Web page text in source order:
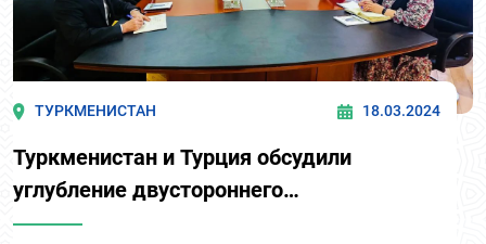
ТУРКМЕНИСТАН 18.03.2024
Туркменистан и Турция обсудили
углубление двустороннего
сотрудничества